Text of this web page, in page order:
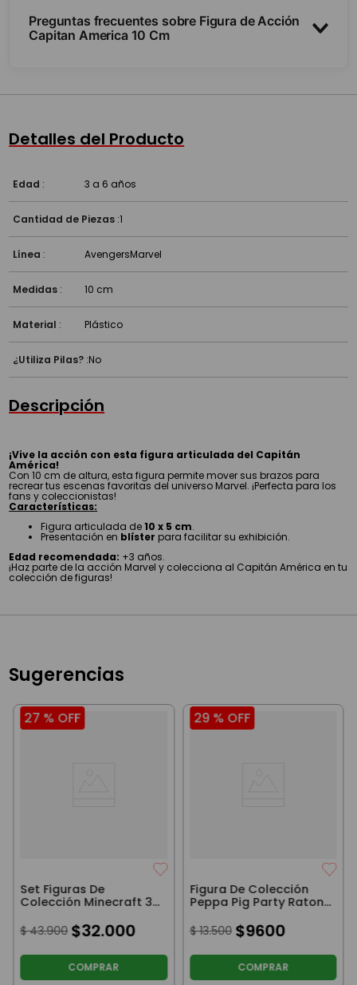
Preguntas frecuentes sobre Figura de Acción
Capitan America 10 Cm
Detalles del Producto
Edad : 3 a 6 años
Cantidad de Piezas :1
Línea : AvengersMarvel
Medidas : 10 cm
Material : Plástico
¿Utiliza Pilas? :No
Descripción
¡Vive la acción con esta figura articulada del Capitán
América!
Con 10 cm de altura, esta figura permite mover sus brazos para
recrear tus escenas favoritas del universo Marvel. ¡Perfecta para los
fans y coleccionistas!
Características:
Figura articulada de10 x 5 cm.
Presentación en blíster para facilitar su exhibición.
Edad recomendada: +3 años.
¡Haz parte de la acción Marvel y colecciona al Capitán América en tu
colección de figuras!
Sugerencias
27 % OFF
Set Figuras De
Colección Minecraft 3D
$ 43.900 $32.000
COMPRAR
29 % OFF
Figura De Colección
Peppa Pig Party Raton
Gris 8Cm
$ 13.500 $9600
COMPRAR